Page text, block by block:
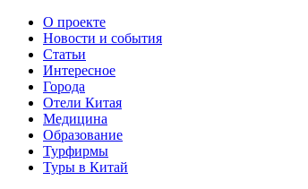
О проекте
Новости и события
Статьи
Интересное
Города
Отели Китая
Медицина
Образование
Турфирмы
Туры в Китай